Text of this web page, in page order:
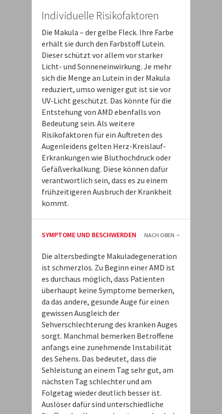
Individuelle Risikofaktoren
Die Makula – der gelbe Fleck. Ihre Farbe
erhält sie durch den Farbstoff Lutein.
Dieser schützt vor allem vor starker
Licht- und Sonneneinwirkung. Je mehr
sich die Menge an Lutein in der Makula
reduziert, umso weniger gut ist sie vor
UV-Licht geschützt. Das könnte für die
Entstehung von AMD ebenfalls von
Bedeutung sein. Als weitere
Risikofaktoren für ein Auftreten des
Augenleidens gelten Herz-Kreislauf-
Erkrankungen wie Bluthochdruck oder
Gefäßverkalkung. Diese können dafür
verantwortlich sein, dass es zu einem
frühzeitigeren Ausbruch der Krankheit
kommt.
SYMPTOME UND BESCHWERDEN NACH OBEN
Die altersbedingte Makuladegeneration
ist schmerzlos. Zu Beginn einer AMD ist
es durchaus möglich, dass Patienten
überhaupt keine Symptome bemerken,
da das andere, gesunde Auge für einen
gewissen Ausgleich der
Sehverschlechterung des kranken Auges
sorgt. Manchmal bemerken Betroffene
anfangs eine zunehmende Instabilität
des Sehens. Das bedeutet, dass die
Sehleistung an einem Tag sehr gut, am
nächsten Tag schlechter und am
Folgetag wieder deutlich besser ist.
Auslöser dafür sind unterschiedliche